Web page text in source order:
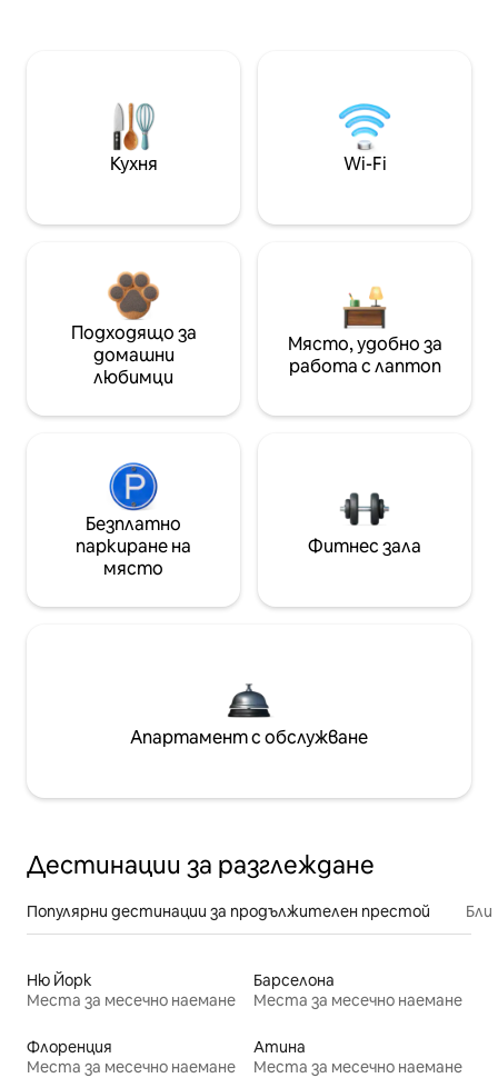
Кухня Wi-Fi
Подходящо за
домашни
любимци
Място, удобно за
работа с лаптоп
Безплатно
паркиране на
място
Фитнес зала
Апартамент с обслужване
Дестинации за разглеждане
Популярни дестинации за продължителен престой
Ню Йорк
Места за месечно наемане
Барселона
Места за месечно наемане
Флоренция
Места за месечно наемане
Атина
Места за месечно наемане